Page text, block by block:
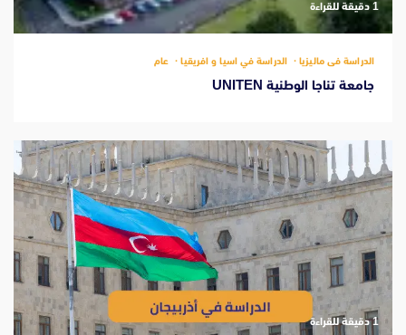
‫1 دقيقة للقراءة
الدراسة فى ماليزيا الدراسة في اسيا و افريقيا عام
جامعة تناجا الوطنية UNITEN
‫1 دقيقة للقراءة